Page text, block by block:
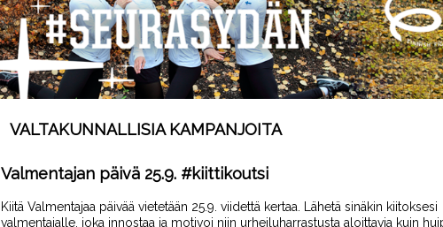
VALTAKUNNALLISIA KAMPANJOITA
Valmentajan päivä 25.9. #kiittikoutsi
Kiitä Valmentajaa päivää vietetään 25.9. viidettä kertaa. Lähetä sinäkin kiitoksesi
valmentajalle, joka innostaa ja motivoi niin urheiluharrastusta aloittavia kuin